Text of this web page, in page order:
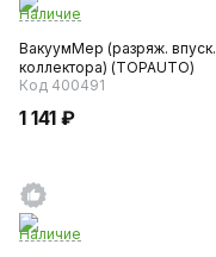
Наличие
ВакуумМер (разряж. впуск.
коллектора) (TOPAUTO)
Код 400491
1 141 ₽
Наличие